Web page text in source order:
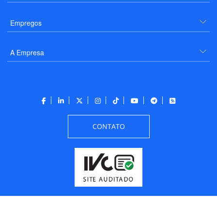
Empregos
A Empresa
CONTATO